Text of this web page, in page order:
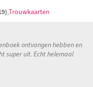
,Trouwkaarten
ontvangen hebben en
super uit. Echt helemaal